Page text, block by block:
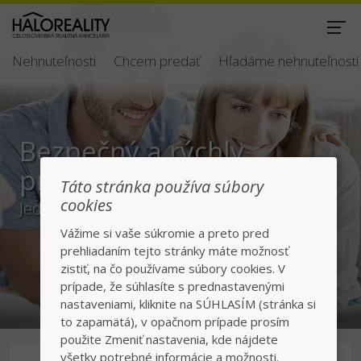
Nehnuteľnosti Chcem predať Hľadáme nehnuteľnosti
Bezpečný a rýchly
predaj/kúpa
Jednotka v realitách na slovenskom trhu
Táto stránka používa súbory
cookies
Vážime si vaše súkromie a preto pred
prehliadaním tejto stránky máte možnosť
zistiť, na čo používame súbory cookies. V
prípade, že súhlasíte s prednastavenými
nastaveniami, kliknite na SÚHLASÍM (stránka si
to zapamätá), v opačnom prípade prosím
použite Zmeniť nastavenia, kde nájdete
všetky potrebné informácie a možnosti.